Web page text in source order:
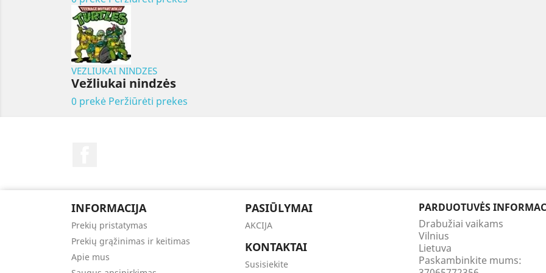
VEZLIUKAI NINDZES
Vežliukai nindzės
0 prekė Peržiūrėti prekes
INFORMACIJA
Prekių pristatymas
Prekių grąžinimas ir keitimas
Apie mus
PASIŪLYMAI
AKCIJA
KONTAKTAI
Susisiekite
PARDUOTUVĖS
Drabužiai vaikams
Vilnius
Lietuva
Paskambinkite mums: